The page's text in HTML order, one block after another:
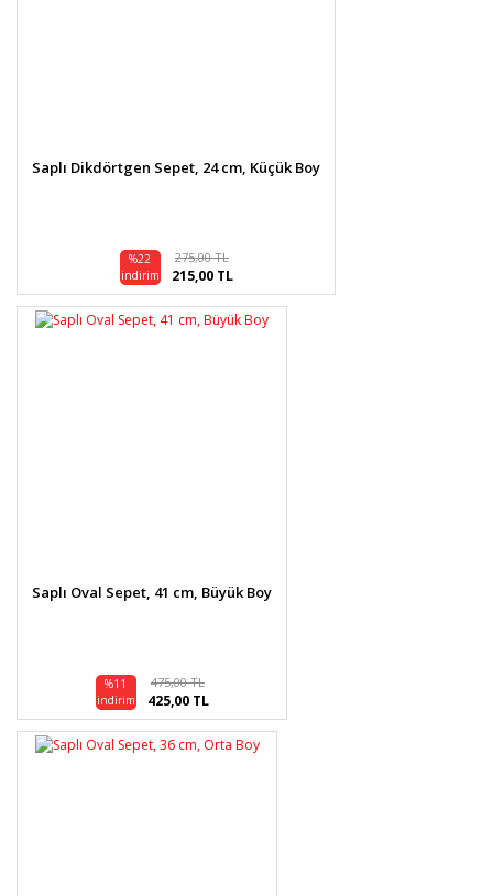
Saplı Dikdörtgen Sepet, 24 cm, Küçük Boy
%22
indirim
275,00 TL
215,00 TL
Saplı Oval Sepet, 41 cm, Büyük Boy
%11
indirim
475,00 TL
425,00 TL